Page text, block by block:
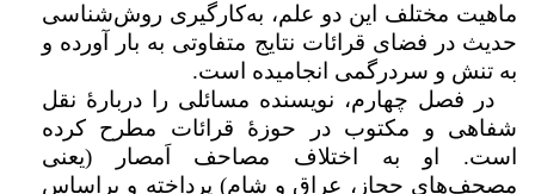
ماهیت مختلف این دو علم، به‌کارگیری روش‌شناسی
حدیث در فضای قرائات نتایج متفاوتی به بار آورده و
به تنش و سردرگمی انجامیده است.
در فصل چهارم، نویسنده مسائلی را دربارۀ نقل
شفاهی و مکتوب در حوزۀ قرائات مطرح کرده
است. او به اختلاف مصاحف اَمصار (یعنی
مصحف‌های حجاز، عراق و شام) پرداخته و براساس